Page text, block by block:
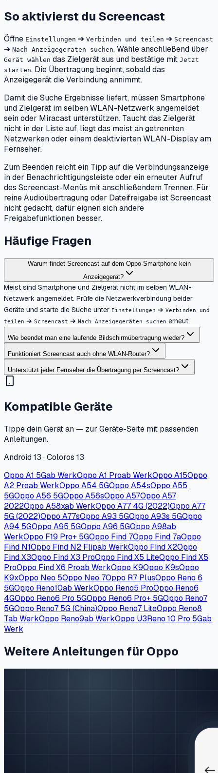
So aktivierst du Screencast
Öffne Einstellungen ➔ Verbinden und teilen ➔ Screencast
➔ Nach Anzeigegeräten suchen. Wähle anschließend über
Gerät wählen das Zielgerät aus und bestätige mit Jetzt
starten. Die Übertragung beginnt, sobald das
Anzeigegerät die Verbindung annimmt.
Damit die Suche Ergebnisse liefert, müssen Smartphone
und Zielgerät im selben WLAN-Netzwerk angemeldet
sein oder Miracast unterstützen. Taucht das Zielgerät
nicht in der Liste auf, liegt das meist an getrennten
Netzwerken oder einem deaktivierten WLAN-Display am
Fernseher.
Zum Beenden reicht ein Tipp auf die Verbindungsanzeige
in der Benachrichtigungsleiste oder ein erneuter Aufruf
des Screencast-Menüs mit anschließendem Trennen. Für
reine Audioübertragung oder Dateifreigabe ist Screencast
nicht gedacht, dafür eignen sich andere
Freigabefunktionen besser.
Häufige Fragen
Warum findet Screencast auf dem Oppo-Smartphone kein
Anzeigegerät?
Meist sind Smartphone und Zielgerät nicht im selben WLAN-
Netzwerk angemeldet. Prüfe die Netzwerkverbindung beider
Geräte und starte die Suche unter Einstellungen ➔ Verbinden und
teilen ➔ Screencast ➔ Nach Anzeigegeräten suchen erneut.
Wie beendet man eine laufende Bildschirmübertragung wieder?
Funktioniert Screencast auch ohne WLAN-Router?
Unterstützt jeder Fernseher die Übertragung per Screencast?
Kompatible Geräte
Tippe dein Gerät an — zur Geräte-Seite mit passenden
Anleitungen.
Android 13 · Coloros 13
Oppo A1 5Gab WerkOppo A1 Proab WerkOppo A15Oppo
A2 Proab WerkOppo A54 5GOppo A54sOppo A55
5GOppo A56 5GOppo A56sOppo A57Oppo A57
2022Oppo A58xab WerkOppo A77 4G (2022)Oppo A77
5G (2022)Oppo A77sOppo A93 5GOppo A93s 5GOppo
A94 5GOppo A95 5GOppo A96 5GOppo A98ab
WerkOppo F19 Pro+ 5GOppo Find 7Oppo Find 7aOppo
Find N1Oppo Find N2 Flipab WerkOppo Find X2Oppo
Find X3Oppo Find X3 ProOppo Find X5 LiteOppo Find X5
ProOppo Find X6 Proab WerkOppo K9Oppo K9sOppo
K9xOppo Neo 5Oppo Neo 7Oppo R7 PlusOppo Reno 6
5GOppo Reno10ab WerkOppo Reno5 ProOppo Reno6
4GOppo Reno6 Pro 5GOppo Reno6 Pro+ 5GOppo Reno7
5GOppo Reno7 5G (China)Oppo Reno7 LiteOppo Reno8
Tab WerkOppo Reno9ab WerkOppo U3Reno 10 Pro 5Gab
Werk
Weitere Anleitungen für Oppo